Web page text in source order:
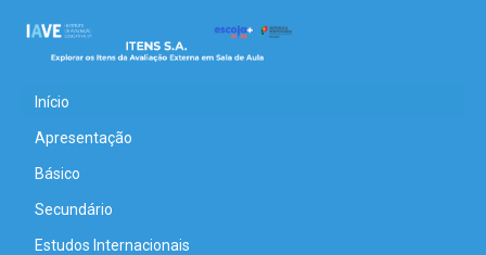
Início
Apresentação
Básico
Secundário
Estudos Internacionais